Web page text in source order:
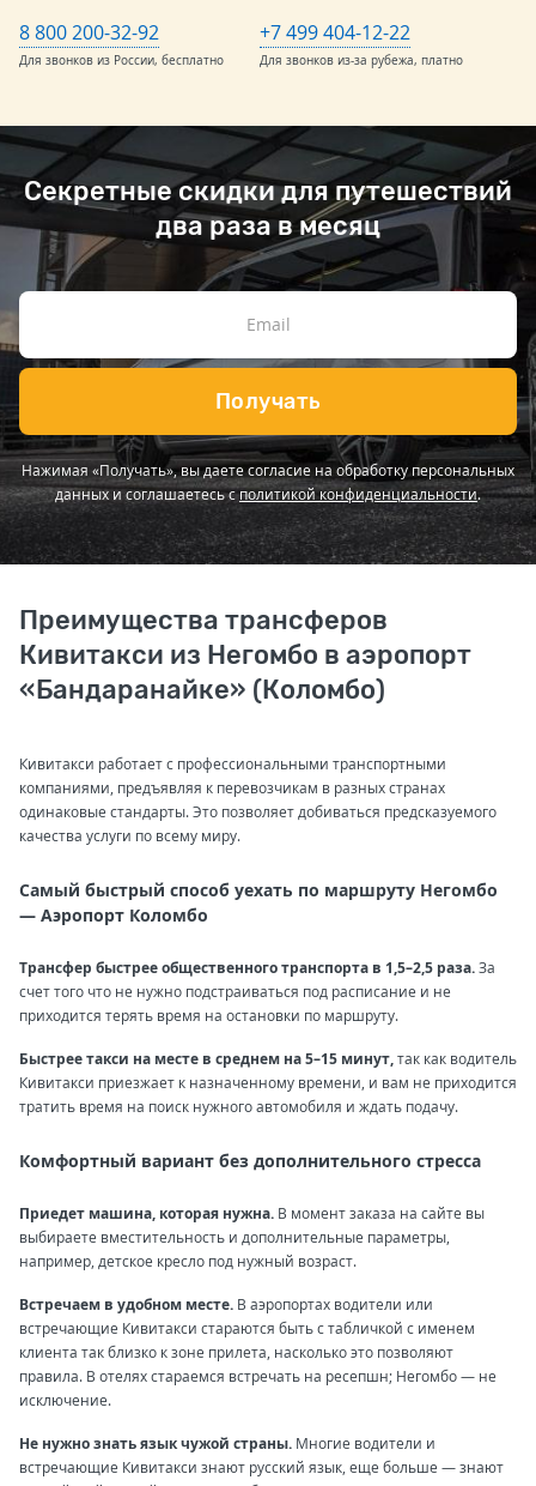
8 800 200-32-92
Для звонков из России, бесплатно
+7 499 404-12-22
Для звонков из-за рубежа, платно
Секретные скидки для путешествий
два раза в месяц
Получать
Нажимая «Получать», вы даете согласие на обработку персональных
данных и соглашаетесь сполитикой конфиденциальности.
Преимущества трансферов
Кивитакси из Негомбо в аэропорт
«Бандаранайке» (Коломбо)
Кивитакси работает с профессиональными транспортными
компаниями, предъявляя к перевозчикам в разных странах
одинаковые стандарты. Это позволяет добиваться предсказуемого
качества услуги по всему миру.
Самый быстрый способ уехать по маршруту Негомбо
— Аэропорт Коломбо
Трансфер быстрее общественного транспорта в 1,5–2,5 раза.За
счет того что не нужно подстраиваться под расписание и не
приходится терять время на остановки по маршруту.
Быстрее такси на месте в среднем на 5–15 минут,так как водитель
Кивитакси приезжает к назначенному времени, и вам не приходится
тратить время на поиск нужного автомобиля и ждать подачу.
Комфортный вариант без дополнительного стресса
Приедет машина, которая нужна. В момент заказа на сайте вы
выбираете вместительность и дополнительные параметры,
например, детское кресло под нужный возраст.
Встречаем в удобном месте. В аэропортах водители или
встречающие Кивитакси стараются быть с табличкой с именем
клиента так близко к зоне прилета, насколько это позволяют
правила. В отелях стараемся встречать на ресепшн; Негомбо — не
исключение.
Не нужно знать язык чужой страны. Многие водители и
встречающие Кивитакси знают русский язык, еще больше — знают